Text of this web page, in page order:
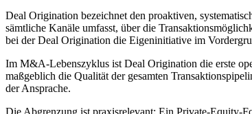
Deal Origination bezeichnet den proaktiven,
sämtliche Kanäle umfasst, über die
bei der Deal Origination die Eigeninitiative im
Im M&A-Lebenszyklus ist Deal Origination die erste
maßgeblich die Qualität der gesamten
der Ansprache.
Die Abgrenzung ist praxisrelevant: Ein Private-Equity-